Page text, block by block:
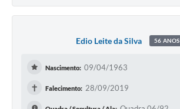
Edio Leite da Silva 56 ANOS
Nascimento: 09/04/1963
✝ Falecimento: 28/09/2019